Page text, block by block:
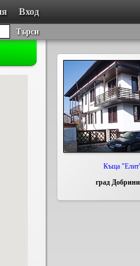
Вход
Търси
Къща
град